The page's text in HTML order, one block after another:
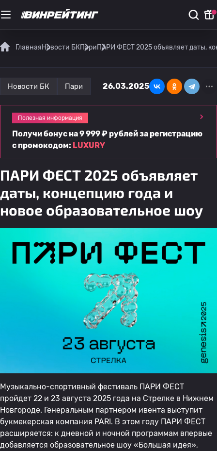
ГлавнаяНовости БКПариПАРИ ФЕСТ 2025 объявляет даты,
Новости БК Пари 26.03.2025
Полезная информация
Получи бонус на 9 999 ₽ рублей за регистрацию
с промокодом: LUXURY
ПАРИ ФЕСТ 2025 объявляет
даты, концепцию года и
новое образовательное шоу
Музыкально-спортивный фестиваль ПАРИ ФЕСТ
пройдет 22 и 23 августа 2025 года на Стрелке в Нижнем
Новгороде. Генеральным партнером ивента выступит
букмекерская компания PARI. В этом году ПАРИ ФЕСТ
расширяется: к дневной и ночной программам впервые
добавляется образовательное шоу «Большая идея»,